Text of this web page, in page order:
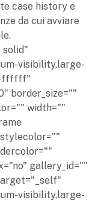
case history e
da cui avviare
solid"
visibility,large-
border_size=""
width=""
stylecolor=""
gallery_id=""
visibility,large-